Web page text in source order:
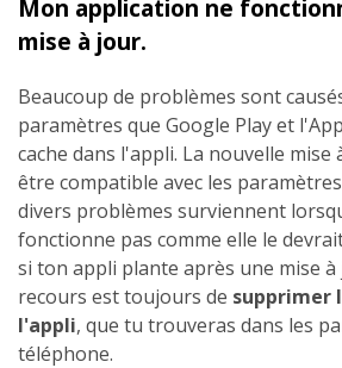
Mon application ne
mise à jour.
Beaucoup de problèmes sont
paramètres que Google Play et
cache dans l'appli. La nouvelle
être compatible avec les
divers problèmes surviennent
fonctionne pas comme elle le
si ton appli plante après une mise
recours est toujours de supprimer
l'appli, que tu trouveras dans les
téléphone.